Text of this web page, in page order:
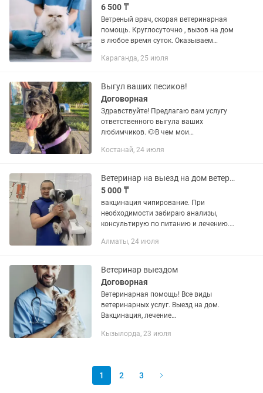
6 500 ₸
Ветреный врач, скорая ветеринарная
помощь. Круглосуточно , вызов на дом
в любое время суток. Оказываем
стерилизация (кастрация )
-купирование...
Караганда, 25 июля
Выгул ваших песиков!
Договорная
Здравствуйте! Предлагаю вам услугу
ответственного выгула ваших
любимчиков. 🐶В чем мои
5 курса в области
медицины),есть большие...
Костанай, 24 июля
Ветеринар на выезд на дом ветеринарный врач вызов усыпление кремация
5 000 ₸
вакцинация чипирование. При
необходимости забираю анализы,
консультирую по питанию и лечению.
эвтаназия и кремация по закону.
каждому...
Алматы, 24 июля
Ветеринар выездом
Договорная
Ветеринарная помощь! Все виды
ветеринарных услуг. Выезд на дом.
Вакцинация, лечение
животных, купировка ушей,
Кызылорда, 23 июля
1 2 3